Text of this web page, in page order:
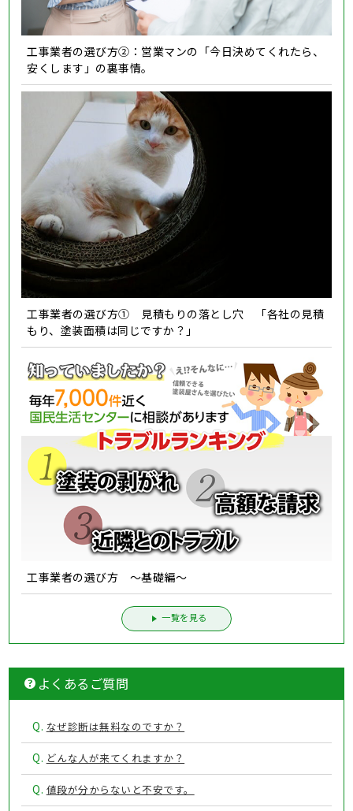
工事業者の選び方②：営業マンの「今日決めてくれたら、
安くします」の裏事情。
工事業者の選び方① 見積もりの落とし穴 「各社の見積
もり、塗装面積は同じですか？」
工事業者の選び方 ～基礎編～
一覧を見る
よくあるご質問
Q. なぜ診断は無料なのですか？
Q. どんな人が来てくれますか？
Q. 値段が分からないと不安です。